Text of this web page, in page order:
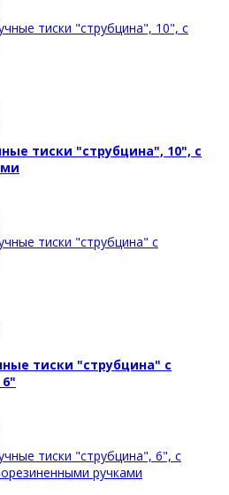
тиски "струбцина", 10", с
тиски "струбцина" с